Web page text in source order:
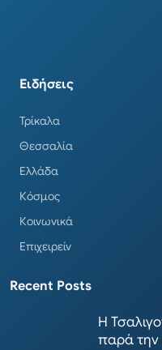
Ειδήσεις
Τρίκαλα
Θεσσαλία
Ελλάδα
Κόσμος
Κοινωνικά
Επιχειρείν
Recent Posts
Η
παρά την